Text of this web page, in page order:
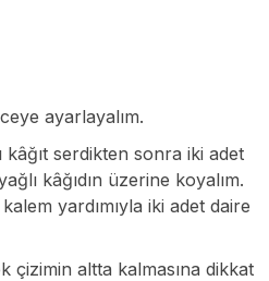
ayarlayalım.
kâğıt serdikten sonra iki adet
kâğıdın üzerine koyalım.
yardımıyla iki adet daire
çizimin altta kalmasına dikkat